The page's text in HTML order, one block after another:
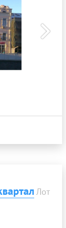
Лот